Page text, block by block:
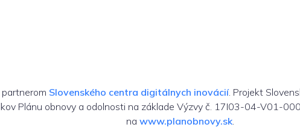
Slovenského centra digitálnych inovácií. Projekt
Plánu obnovy a odolnosti na základe Výzvy č. 17I03-04-V01-
na www.planobnovy.sk.